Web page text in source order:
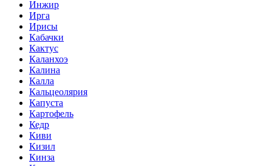
Инжир
Ирга
Ирисы
Кабачки
Кактус
Каланхоэ
Калина
Калла
Кальцеолярия
Капуста
Картофель
Кедр
Киви
Кизил
Кинза